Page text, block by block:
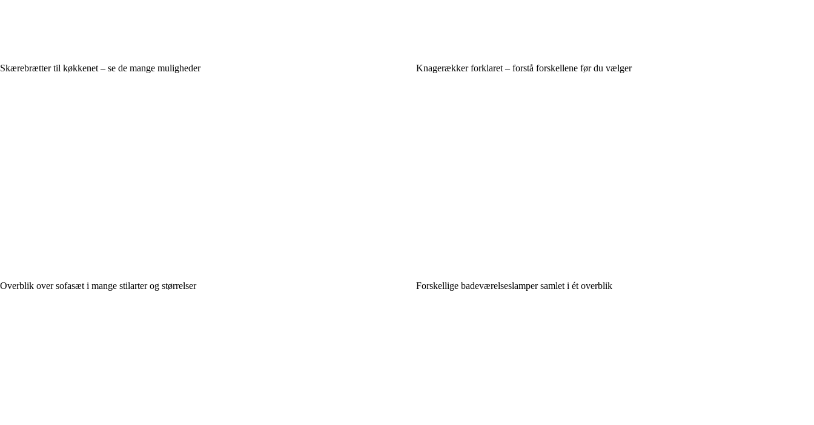
Skærebrætter til køkkenet – se de mange muligheder Knagerækker forklaret – forstå forskellene før du vælger
Overblik over sofasæt i mange stilarter og størrelser Forskellige badeværelseslamper samlet i ét overblik